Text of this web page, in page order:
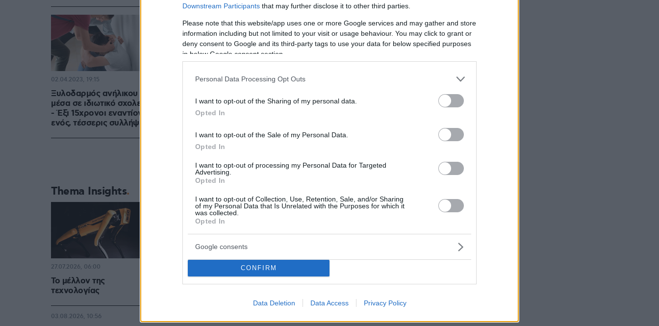
Downstream Participants that may further disclose it to other third parties.
Please note that this website/app uses one or more Google services and may gather and store
information including but not limited to your visit or usage behaviour. You may click to grant or
deny consent to Google and its third-party tags to use your data for below specified purposes
in below Google consent section.
Personal Data Processing Opt Outs
I want to opt-out of the Sharing of my personal data.
Opted In
I want to opt-out of the Sale of my Personal Data.
Opted In
I want to opt-out of processing my Personal Data for Targeted
Advertising.
Opted In
I want to opt-out of Collection, Use, Retention, Sale, and/or Sharing
of my Personal Data that Is Unrelated with the Purposes for which it
was collected.
Opted In
Google consents
CONFIRM
Data Deletion Data Access Privacy Policy
Ξυλοδαρμός ανήλικου
μέσα σε ιδιωτικό σχολείο
- Έξι 15χρονοι εναντίον
ενός, τέσσερις συλλήψεις
02.04.2023, 19:15
Thema Insights
Το μέλλον της
τεχνολογίας
27.07.2026, 06:00
03.08.2026, 10:56